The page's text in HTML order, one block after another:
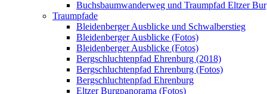
Buchsbaumwanderweg und Traumpfad Eltzer
Traumpfade
Bleidenberger Ausblicke und Schwalberstieg
Bleidenberger Ausblicke (Fotos)
Bleidenberger Ausblicke (Fotos)
Bergschluchtenpfad Ehrenburg (2018)
Bergschluchtenpfad Ehrenburg (Fotos)
Bergschluchtenpfad Ehrenburg
Eltzer Burgpanorama (Fotos)